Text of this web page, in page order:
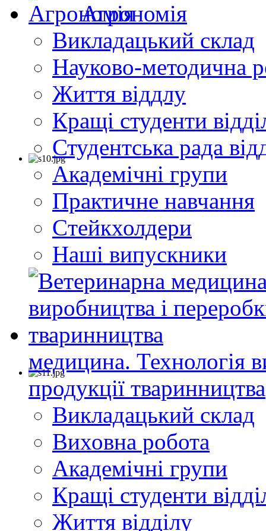
Агрономія
Викладацький склад
Науково-методична
Життя віддлу
Кращі студенти
Студентська рада
Академічні групи
Практичне навчання
Cтейкхолдери
Наші випускники
медицина. Технологія
продукції тваринництва
Викладацький склад
Виховна робота
Академічні групи
Кращі студенти
Життя відділу